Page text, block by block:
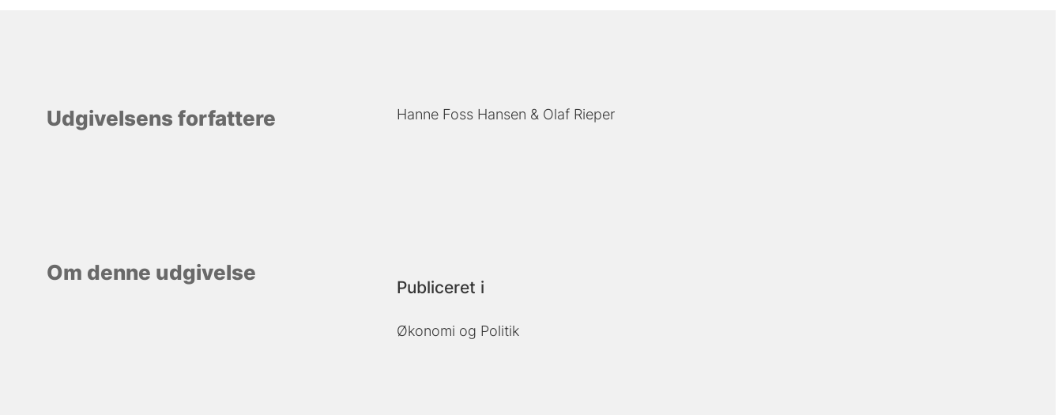
Udgivelsens forfattere Hanne Foss Hansen Olaf Rieper
Om denne udgivelse
Publiceret i
Økonomi og Politik